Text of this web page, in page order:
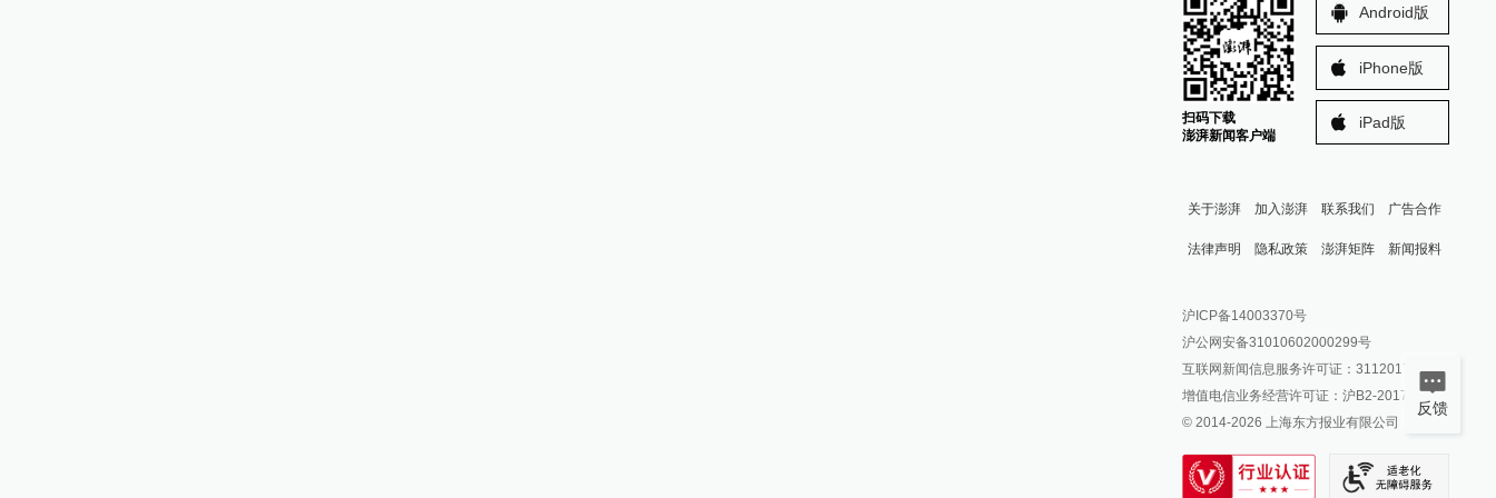
扫码下载
澎湃新闻客户端
Android版
iPhone版
iPad版
关于澎湃 加入澎湃 联系我们 广告合作
法律声明 隐私政策 澎湃矩阵
澎湃新闻公众号
澎湃新闻抖音号
派生万物开放平台
IP SHANGHAI
SIXTH TONE
新闻报料
报料邮箱: news@thepaper.cn
沪ICP备14003370号
沪公网安备31010602000299号
互联网新闻信息服务许可证：31120170006
增值电信业务经营许可证：沪B2-2017116
© 2014-2026 上海东方报业有限公司
反馈